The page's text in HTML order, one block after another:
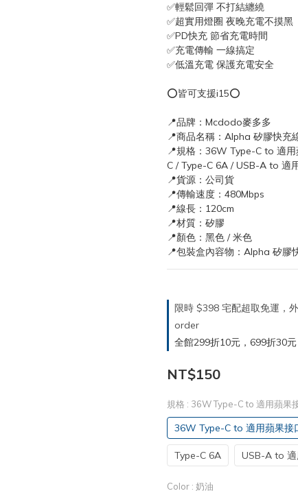
✅輕鬆回彈 不打結纏繞
✅超實用燈圈 夜晚充電不摸黑
✅PD快充 節省充電時間
✅充電傳輸 一線搞定
✅低溫充電 保護充電安全
⭕皆可支援i15⭕
📍品牌：Mcdodo麥多多
📍商品名稱：Alpha 矽膠快充
📍規格：36W Type-C to 適
C / Type-C 6A / USB-A to 適
📍貨源：公司貨
📍傳輸速度：480Mbps
📍線長：120cm
📍材質：矽膠
📍顏色：黑色 / 米色
📍包裝盒內容物：Alpha 矽膠
限時 $398 宅配超取免運，
order
全館299折10元，699折30
NT$150
規格 : 36W Type-C to 適用蘋果
36W Type-C to 適用蘋果接
Type-C 6A USB-A to 適
Color : 奶油